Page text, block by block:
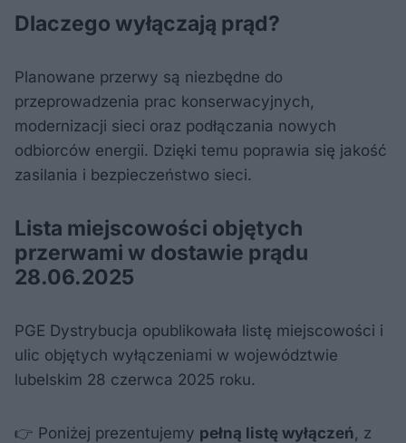
Dlaczego wyłączają prąd?
Planowane przerwy są niezbędne do
przeprowadzenia prac konserwacyjnych,
modernizacji sieci oraz podłączania nowych
odbiorców energii. Dzięki temu poprawia się jakość
zasilania i bezpieczeństwo sieci.
Lista miejscowości objętych
przerwami w dostawie prądu
28.06.2025
PGE Dystrybucja opublikowała listę miejscowości i
ulic objętych wyłączeniami w województwie
lubelskim 28 czerwca 2025 roku.
👉 Poniżej prezentujemy pełną listę wyłączeń , z